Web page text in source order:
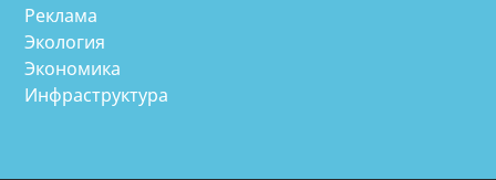
Реклама
Экология
Экономика
Инфраструктура